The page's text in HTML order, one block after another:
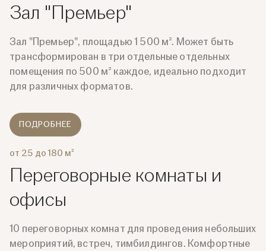
Зал "Премьер"
Зал "Премьер", площадью 1 500 м². Может быть
трансформирован в три отдельные отдельных
помещения по 500 м² каждое, идеально подходит
для различных форматов.
ПОДРОБНЕЕ
от 25 до 180 м²
Переговорные комнаты и
офисы
10 переговорных комнат для проведения небольших
мероприятий, встреч, тимбилдингов. Комфортные